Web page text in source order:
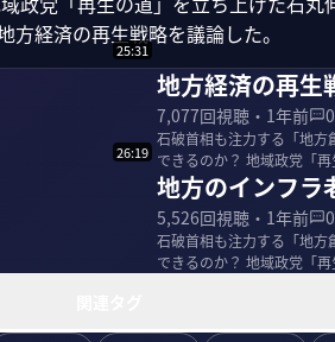
方経済の再生戦略を議論した。
25:31
地方経済の再生
7,077回視聴・ 1年前 0
石破首相も注力する「地方
できるのか？ 地域政党「
ー会長の山下良則...
26:19
地方のインフラ
5,526回視聴・ 1年前 0
石破首相も注力する「地方
できるのか？ 地域政党「